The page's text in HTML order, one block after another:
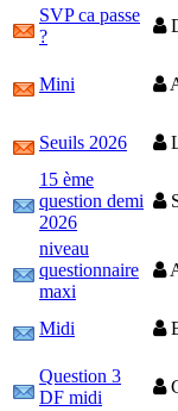
SVP ca passe
?
Mini
Seuils 2026
15 ème
question demi
2026
niveau
questionnaire
maxi
Midi
Question 3
DF midi